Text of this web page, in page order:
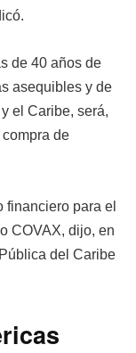
de 40 años de
asequibles y de
el Caribe, será,
de
financiero para el
COVAX, dijo, en
del Caribe